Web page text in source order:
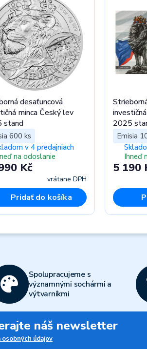
desaťuncová
minca Český lev
stand
600 ks
v 4 predajniach
na odoslanie
Kč
vrátane DPH
Pridať do košíka
2025
Emisia
Ihneď
5 190
Spolupracujeme s
významnými sochármi a
výtvarníkmi
náš newsletter
osobných údajov